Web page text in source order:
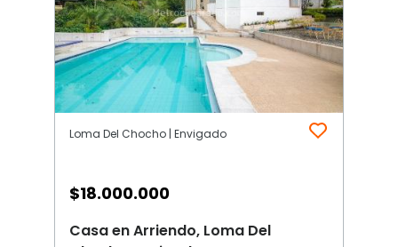
Loma Del Chocho | Envigado
$18.000.000
Casa en Arriendo, Loma Del